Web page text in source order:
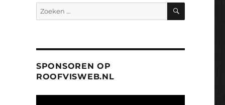
Zoeken
naar:
ZOEKEN
SPONSOREN OP
ROOFVISWEB.NL